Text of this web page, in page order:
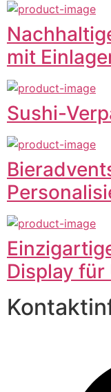
mit
Sushi-
Display